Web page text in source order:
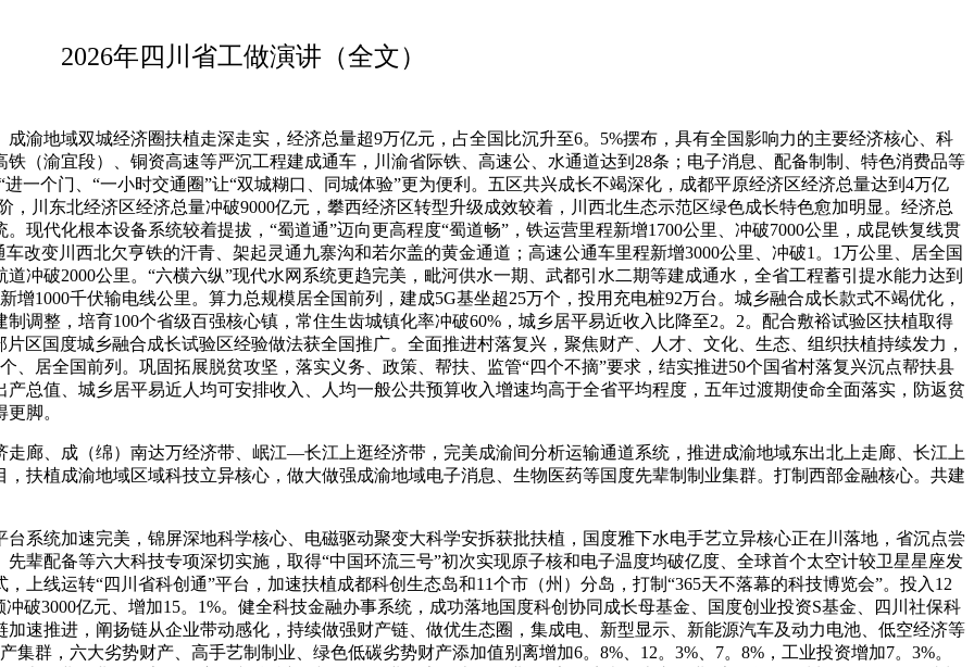
2026年四川省工做演讲（全文）
地域双城经济圈扶植走深走实，经济总量超9万亿元，占全国比沉升至6。5%摆布，具有全国影响力的主要经济核心、科
（渝宜段）、铜资高速等严沉工程建成通车，川渝省际铁、高速公、水通道达到28条；电子消息、配备制制、特色消费品等
一个门、“一小时交通圈”让“双城糊口、同城体验”更为便利。五区共兴成长不竭深化，成都平原经济区经济总量达到4万亿
川东北经济区经济总量冲破9000亿元，攀西经济区转型升级成效较着，川西北生态示范区绿色成长特色愈加明显。经济总
现代化根本设备系统较着提拔，“蜀道通”迈向更高程度“蜀道畅”，铁运营里程新增1700公里、冲破7000公里，成昆铁复线贯
改变川西北欠亨铁的汗青、架起灵通九寨沟和若尔盖的黄金通道；高速公通车里程新增3000公里、冲破1。1万公里、居全国
冲破2000公里。“六横六纵”现代水网系统更趋完美，毗河供水一期、武都引水二期等建成通水，全省工程蓄引提水能力达到
1000千伏输电线公里。算力总规模居全国前列，建成5G基坐超25万个，投用充电桩92万台。城乡融合成长款式不竭优化，
调整，培育100个省级百强核心镇，常住生齿城镇化率冲破60%，城乡居平易近收入比降至2。2。配合敷裕试验区扶植取得
区国度城乡融合成长试验区经验做法获全国推广。全面推进村落复兴，聚焦财产、人才、文化、生态、组织扶植持续发力，
、居全国前列。巩固拓展脱贫攻坚，落实义务、政策、帮扶、监管“四个不摘”要求，结实推进50个国省村落复兴沉点帮扶县
总值、城乡居平易近人均可安排收入、人均一般公共预算收入增速均高于全省平均程度，五年过渡期使命全面落实，防返贫
脚。
、成（绵）南达万经济带、岷江—长江上逛经济带，完美成渝间分析运输通道系统，推进成渝地域东出北上走廊、长江上
扶植成渝地域区域科技立异核心，做大做强成渝地域电子消息、生物医药等国度先辈制制业集群。打制西部金融核心。共建
统加速完美，锦屏深地科学核心、电磁驱动聚变大科学安拆获批扶植，国度雅下水电手艺立异核心正在川落地，省沉点尝
辈配备等六大科技专项深切实施，取得“中国环流三号”初次实现原子核和电子温度均破亿度、全球首个太空计较卫星星座发
上线运转“四川省科创通”平台，加速扶植成都科创生态岛和11个市（州）分岛，打制“365天不落幕的科技博览会”。投入12
破3000亿元、增加15。1%。健全科技金融办事系统，成功落地国度科创协同成长母基金、国度创业投资S基金、四川社保科
速推进，阐扬链从企业带动感化，持续做强财产链、做优生态圈，集成电、新型显示、新能源汽车及动力电池、低空经济等
群，六大劣势财产、高手艺制制业、绿色低碳劣势财产添加值别离增加6。8%、12。3%、7。8%，工业投资增加7。3%。